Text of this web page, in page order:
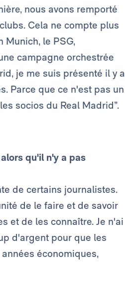
nous avons remporté
Cela ne compte plus
Munich, le PSG,
campagne orchestrée
je me suis présenté il y a
Parce que ce n'est pas un
socios du Real Madrid”.
qu'il n'y a pas
de certains journalistes.
de le faire et de savoir
et de les connaître. Je n'ai
d'argent pour que les
économiques,